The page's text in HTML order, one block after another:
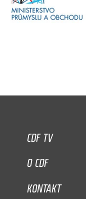
CDF TV
O CDF
KONTAKT